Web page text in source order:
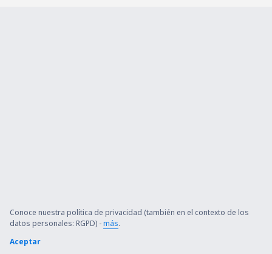
Conoce nuestra política de privacidad (también en el contexto de los
datos personales: RGPD) -más.
Aceptar